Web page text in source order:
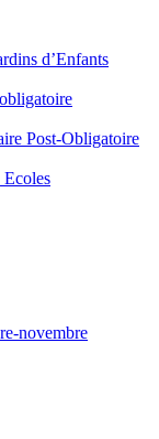
d’Enfants
Post-Obligatoire
novembre